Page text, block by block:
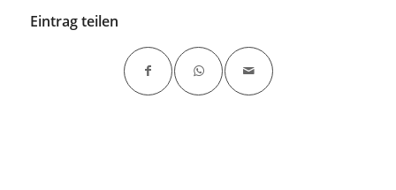
Eintrag teilen